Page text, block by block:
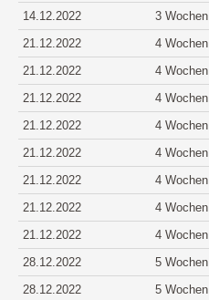
14.12.2022
3 Wochen
21.12.2022
4 Wochen
21.12.2022
4 Wochen
21.12.2022
4 Wochen
21.12.2022
4 Wochen
21.12.2022
4 Wochen
21.12.2022
4 Wochen
21.12.2022
4 Wochen
21.12.2022
4 Wochen
28.12.2022
5 Wochen
28.12.2022
5 Wochen